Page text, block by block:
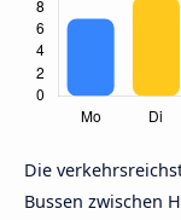
Die
Bussen zwischen